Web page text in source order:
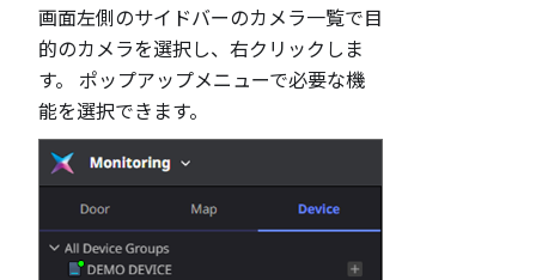
画面左側のサイドバーのカメラ一覧で目
的のカメラを選択し、右クリックしま
す。 ポップアップメニューで必要な機
能を選択できます。